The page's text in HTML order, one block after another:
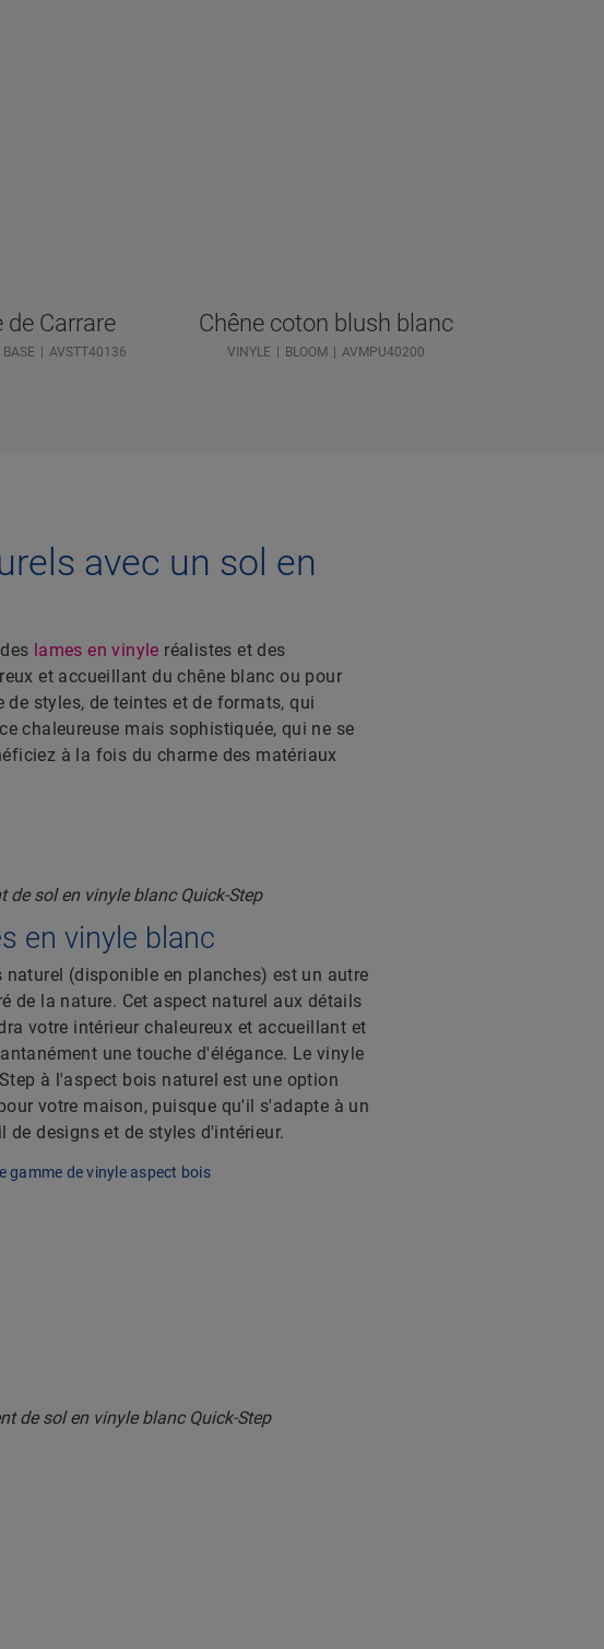
de Carrare
BASE AVSTT40136
Chêne coton blush blanc
VINYLE BLOOM AVMPU40200
avec un sol en
lames en vinyle réalistes et des
et accueillant du chêne blanc ou pour
styles, de teintes et de formats, qui
chaleureuse mais sophistiquée, qui ne se
à la fois du charme des matériaux
en vinyle blanc
naturel (disponible en planches) est un autre
de la nature. Cet aspect naturel aux détails
votre intérieur chaleureux et accueillant et
une touche d'élégance. Le vinyle
à l'aspect bois naturel est une option
votre maison, puisque qu'il s'adapte à un
de designs et de styles d'intérieur.
gamme de vinyle aspect bois